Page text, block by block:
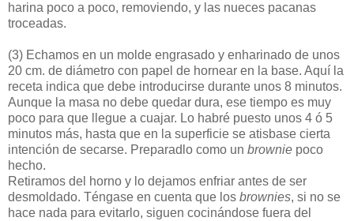
harina poco a poco, removiendo, y las nueces pacanas
troceadas.
(3) Echamos en un molde engrasado y enharinado de unos
20 cm. de diámetro con papel de hornear en la base. Aquí la
receta indica que debe introducirse durante unos 8 minutos.
Aunque la masa no debe quedar dura, ese tiempo es muy
poco para que llegue a cuajar. Lo habré puesto unos 4 ó 5
minutos más, hasta que en la superficie se atisbase cierta
intención de secarse. Preparadlo como un brownie poco
hecho.
Retiramos del horno y lo dejamos enfriar antes de ser
desmoldado. Téngase en cuenta que los brownies, si no se
hace nada para evitarlo, siguen cocinándose fuera del